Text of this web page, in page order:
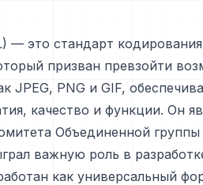
— это стандарт кодирования
призван превзойти
PNG и GIF,
качество и функции. Он
Объединенной группы
важную роль в
как универсальный